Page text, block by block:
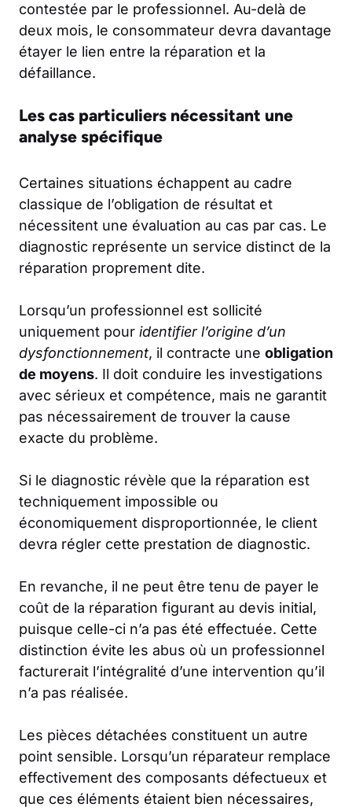
contestée par le professionnel. Au-delà de
deux mois, le consommateur devra davantage
étayer le lien entre la réparation et la
défaillance.
Les cas particuliers nécessitant une
analyse spécifique
Certaines situations échappent au cadre
classique de l’obligation de résultat et
nécessitent une évaluation au cas par cas. Le
diagnostic représente un service distinct de la
réparation proprement dite.
Lorsqu’un professionnel est sollicité
uniquement pour identifier l’origine d’un
dysfonctionnement, il contracte une obligation
de moyens. Il doit conduire les investigations
avec sérieux et compétence, mais ne garantit
pas nécessairement de trouver la cause
exacte du problème.
Si le diagnostic révèle que la réparation est
techniquement impossible ou
économiquement disproportionnée, le client
devra régler cette prestation de diagnostic.
En revanche, il ne peut être tenu de payer le
coût de la réparation figurant au devis initial,
puisque celle-ci n’a pas été effectuée. Cette
distinction évite les abus où un professionnel
facturerait l’intégralité d’une intervention qu’il
n’a pas réalisée.
Les pièces détachées constituent un autre
point sensible. Lorsqu’un réparateur remplace
effectivement des composants défectueux et
que ces éléments étaient bien nécessaires,